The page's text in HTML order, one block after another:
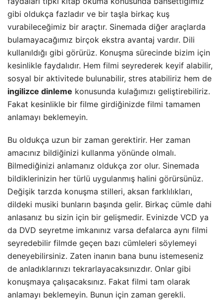
gibi oldukça fazladır ve bir taşla birkaç kuş
vurabileceğimiz bir araçtır. Sinemada diğer araçlarda
bulamayacağımız birçok ekstra avantaj var­dır. Dili
kullanıldığı gibi görürüz. Konuşma sürecinde bi­zim için
kesinlikle faydalıdır. Hem filmi seyrederek keyif alabilir,
sosyal bir aktivitede bulunabilir, stres atabiliriz hem de
ingilizce dinleme konusunda kulağımızı geliştirebiliriz.
Fa­kat kesinlikle bir filme girdiğinizde filmi tamamen
anlama­yı beklemeyin.
Bu oldukça uzun bir zaman gerektirir. Her zaman
amacınız bildiğinizi kullanma yönünde olmalı.
Bilmediği­nizi anlamanız oldukça zor olur. Sinemada
bildiklerinizin her türlü uygulanmış halini görürsünüz.
Değişik tarzda ko­nuşma stilleri, aksan farklılıkları,
dildeki musiki bunların başında gelir. Birkaç cümle dahi
anlasanız bu sizin için bir gelişmedir. Evinizde VCD ya
da DVD seyretme imkanınız varsa defalarca aynı filmi
seyredebilir filmde geçen bazı cümleleri söylemeyi
deneyebilirsiniz. Zaten inanın bana bunu istemeseniz
de anladıklarınızı tekrarlayacaksınızdır. Onlar gibi
konuşmaya çalışacaksınız. Fakat filmi tam ola­rak
anlamayı beklemeyin. Bunun için zaman gerekli.